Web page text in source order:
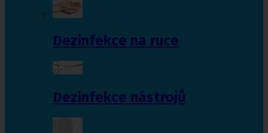
Dezinfekce na ruce
Dezinfekce nástrojů